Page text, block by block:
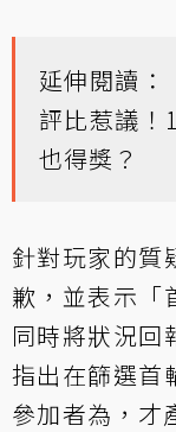
延伸閱讀：
評比惹議！
也得獎？
針對玩家的質
歉，並表示「
同時將狀況回
指出在篩選首
參加者為，才